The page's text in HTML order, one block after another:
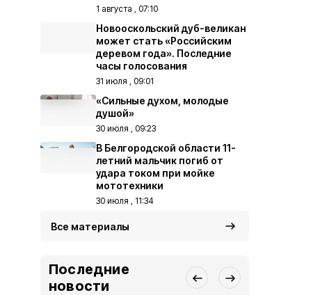
1 августа , 07:10
Новооскольский дуб-великан
может стать «Российским
деревом года». Последние
часы голосования
31 июля , 09:01
«Сильные духом, молодые
душой»
30 июля , 09:23
В Белгородской области 11-
летний мальчик погиб от
удара током при мойке
мототехники
30 июля , 11:34
Все материалы
Последние
новости